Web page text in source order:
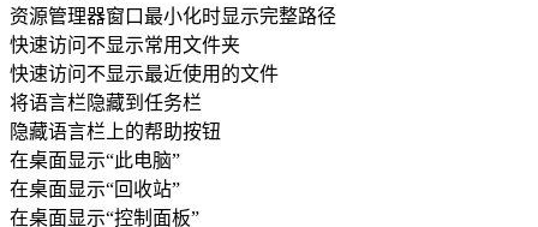
资源管理器窗口最小化时显示完整路径
快速访问不显示常用文件夹
快速访问不显示最近使用的文件
将语言栏隐藏到任务栏
隐藏语言栏上的帮助按钮
在桌面显示“此电脑”
在桌面显示“回收站”
在桌面显示“控制面板”